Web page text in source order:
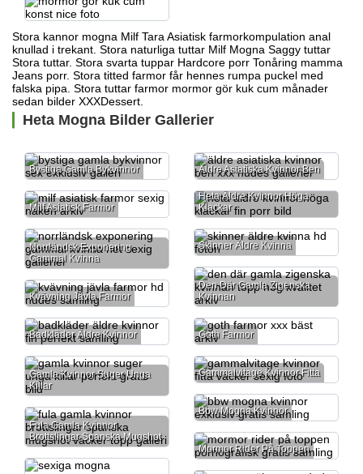
Stora kannor mogna Milf Tara Asiatisk farmorkompulation anal
knullad i trekant. Stora naturliga tuttar Milf Mogna Saggy tuttar
Stora tuttar. Stora svarta tuppar Hardcore porr Tonåring mamma
Jeans porr. Stora titted farmor får hennes rumpa puckel med
falska pipa. Stora tuttar farmor mormor gör kuk cum månader
sedan bilder XXXDessert.
Heta Mogna Bilder Gallerier
Bystiga Gamla Bykvinnor Äldre Asiatiska Kvinnor Ben
Milf Asiatisk Farmor
Heta Äldre Kvinnor Höga
Klackar
Norrländsk Exponering
Gammal Kvinna
Skinner Äldre Kvinna
Den Där Gamla Zigenska
Kvinnan
Kvävning Jävla Farmor
Badkläder Äldre Kvinnor Goth Farmor
Gamla Kvinnor Suger Unga
Killar
Gammalvitage Kvinnor Fitta
Bbw Mogna Kvinnor
Fula Gamla Kvinnor
Brottslingar Spanska Mugshot
Mormor Rider På Toppen